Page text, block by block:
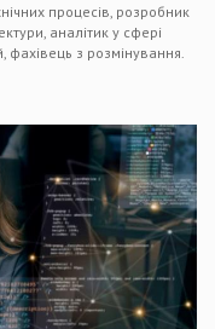
процесів, розробник
аналітик у сфері
фахівець з розмінування.